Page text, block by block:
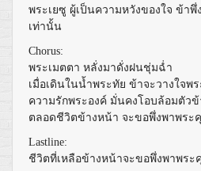
พระเยซู ผู้เป็นความหวังของใจ ข้าพึ่
เท่านั้น
Chorus:
พระเมตตา หลั่งมาดั่งฝนชุ่มฉ่ำ
เมื่อเดินในน้ำพระทัย ข้าจะวางใจพ
ความรักพระองค์ มั่นคงโอบล้อมตัวข้
ตลอดชีวิตข้างหน้า จะขอพึ่งพาพระ
Lastline:
ชีวิตที่เหลือข้างหน้าจะขอพึ่งพาพร